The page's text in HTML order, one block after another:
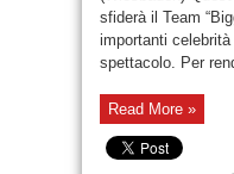
sfiderà il Team
importanti
spettacolo. Per
Read More »